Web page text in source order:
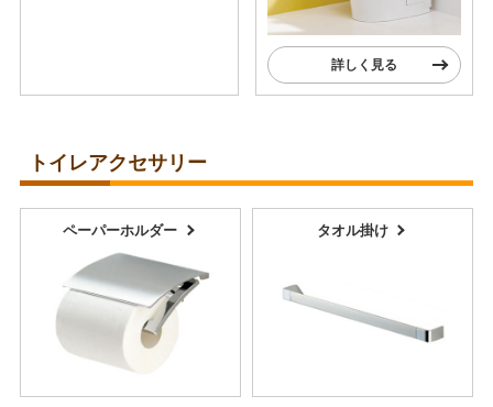
詳しく見る
トイレアクセサリー
ペーパーホルダー タオル掛け